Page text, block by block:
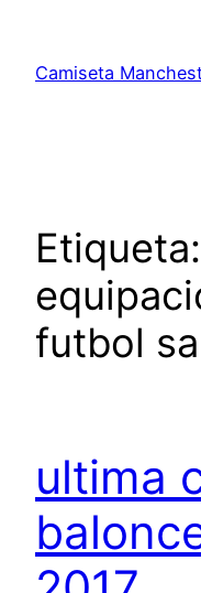
contenido
Camiseta
Etiqueta:
futbol
ultima